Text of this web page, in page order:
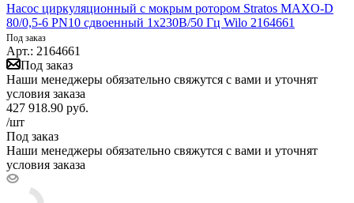
Насос циркуляционный с мокрым ротором Stratos MAXO-D
80/0,5-6 PN10 сдвоенный 1х230В/50 Гц Wilo 2164661
Под заказ
Арт.: 2164661
Под заказ
Наши менеджеры обязательно свяжутся с вами и уточнят
условия заказа
427 918.90 руб.
/шт
Под заказ
Наши менеджеры обязательно свяжутся с вами и уточнят
условия заказа